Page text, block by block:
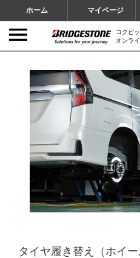
ホーム マイページ
コクピ
オンラ
タイヤ履き替え（ホイ